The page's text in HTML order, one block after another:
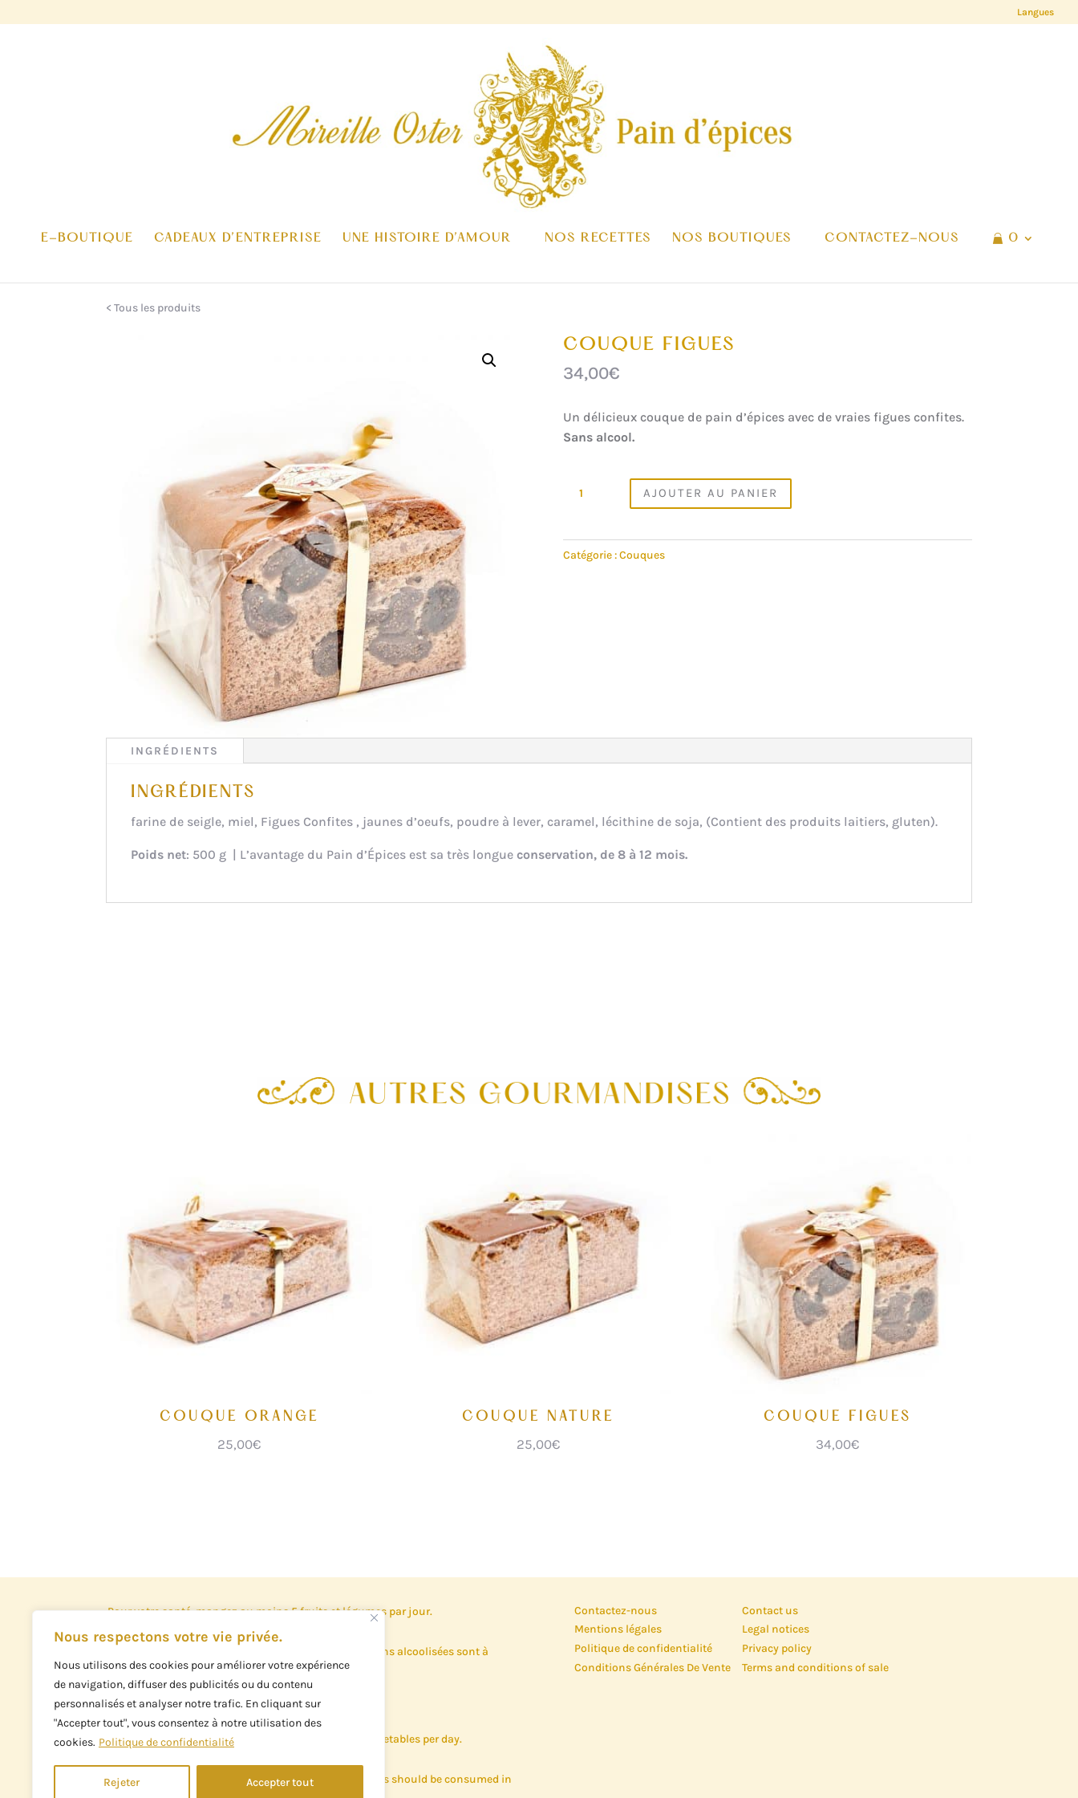
Nous respectons votre vie privée.
Nous utilisons des cookies pour améliorer votre expérience
de navigation, diffuser des publicités ou du contenu
personnalisés et analyser notre trafic. En cliquant sur
"Accepter tout", vous consentez à notre utilisation des
cookies. Politique de confidentialité
Rejeter Accepter tout
Langues
E-BOUTIQUE CADEAUX D’ENTREPRISE UNE HISTOIRE D’AMOUR NOS RECETTES NOS BOUTIQUES CONTACTEZ-NOUS 0
< Tous les produits
COUQUE FIGUES
34,00€
Un délicieux couque de pain d’épices avec de vraies figues confites.
Sans alcool.
FIGUES
AJOUTER AU PANIER
Catégorie :Couques
INGRÉDIENTS
INGRÉDIENTS
farine de seigle, miel, Figues Confites , jaunes d’oeufs, poudre à lever, caramel, lécithine de soja, (Contient des produits laitiers, gluten).
Poids net: 500 g | L’avantage du Pain d’Épices est sa très longue conservation, de 8 à 12 mois.
COUQUE ORANGE
25,00€
COUQUE NATURE
25,00€
COUQUE FIGUES
34,00€
Pour votre santé, mangez au moins 5 fruits et légumes par jour.
www.mangerbouger.fr
L'abus d'alcool est dangereux pour la santé, les boissons alcoolisées sont à
consommer avec modération.
For good health, eat at least 5 servings of fruit and vegetables per day.
Alcohol abuse is dangerous for health, alcoholic drinks should be consumed in
Contactez-nous
Mentions légales
Politique de confidentialité
Conditions Générales De Vente
Contact us
Legal notices
Privacy policy
Terms and conditions of sale